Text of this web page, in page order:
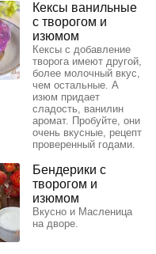
Кексы ванильные
с творогом и
изюмом
Кексы с добавление
творога имеют другой,
более молочный вкус,
чем остальные. А
изюм придает
сладость, ванилин
аромат. Пробуйте, они
очень вкусные, рецепт
проверенный годами.
Бендерики с
творогом и
изюмом
Вкусно и Масленица
на дворе.